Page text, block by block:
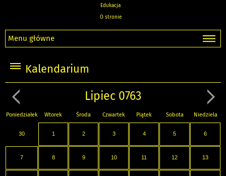
Edukacja
O stronie
Menu główne
Kalendarium
Lipiec 0763
Poniedziałek Wtorek Środa Czwartek Piątek Sobota Niedziela
30 1 2 3 4 5 6
7 8 9 10 11 12 13